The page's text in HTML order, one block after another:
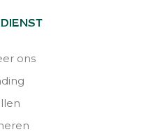
ons